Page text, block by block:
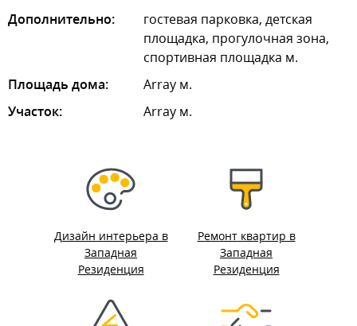
Дополнительно:
гостевая парковка, детская
площадка, прогулочная зона,
спортивная площадка м.
Площадь дома:
Array м.
Участок:
Array м.
Дизайн интерьера в
Западная
Резиденция
Ремонт квартир в
Западная
Резиденция